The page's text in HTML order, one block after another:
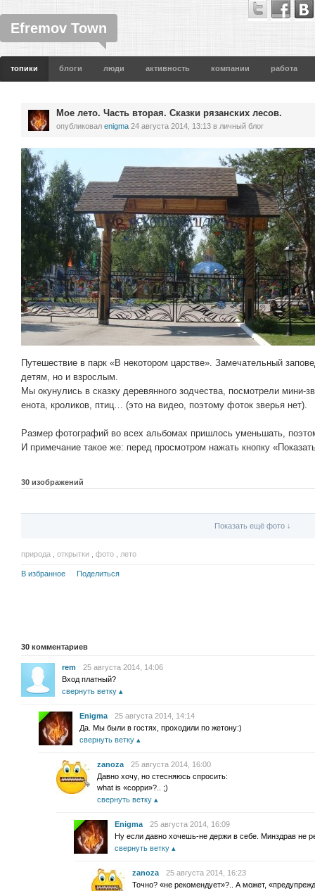
Efremov Town
топики блоги люди активность компании работа
Мое лето. Часть вторая. Сказки рязанских лесов.
опубликовал enigma 24 августа 2014, 13:13 в личный блог
Путешествие в парк «В некотором царстве». Замечательный
детям, но и взрослым.
Мы окунулись в сказку деревянного зодчества, посмотрели мини-
енота, кроликов, птиц… (это на видео, поэтому фоток зверья нет).
Размер фотографий во всех альбомах пришлось уменьшать,
И примечание такое же: перед просмотром нажать кнопку
30 изображений
Показать ещё фото ↓
природа открытки фото лето
В избранное Поделиться
30 комментариев
rem
25 августа 2014, 14:06
Вход платный?
свернуть ветку
Enigma
25 августа 2014, 14:14
Да. Мы были в гостях, проходили по жетону:)
свернуть ветку
zanoza
25 августа 2014, 16:00
Давно хочу, но стесняюсь спросить:
what is «сорри»?.. ;)
свернуть ветку
Enigma
25 августа 2014, 16:09
Ну если давно хочешь-не держи в себе. Минздрав не
свернуть ветку
zanoza
25 августа 2014, 16:23
Точно? «не рекомендует»?.. А может,